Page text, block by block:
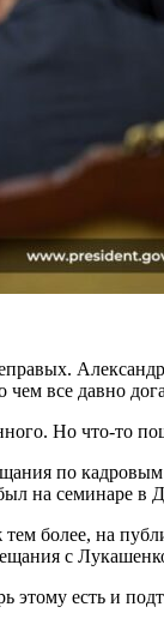
чем все давно
Но что-то
по
на семинаре в
более, на
с
этому есть и